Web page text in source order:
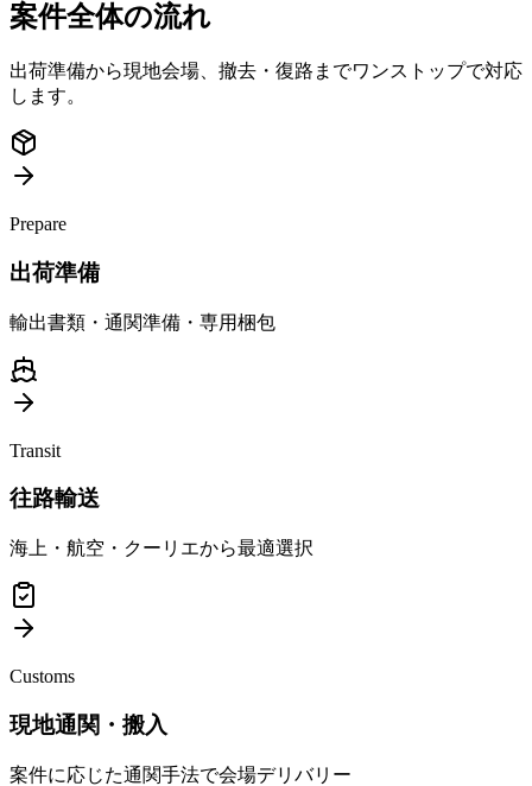
案件全体の流れ
出荷準備から現地会場、撤去・復路までワンストップで対応
します。
Prepare
出荷準備
輸出書類・通関準備・専用梱包
Transit
往路輸送
海上・航空・クーリエから最適選択
Customs
現地通関・搬入
案件に応じた通関手法で会場デリバリー